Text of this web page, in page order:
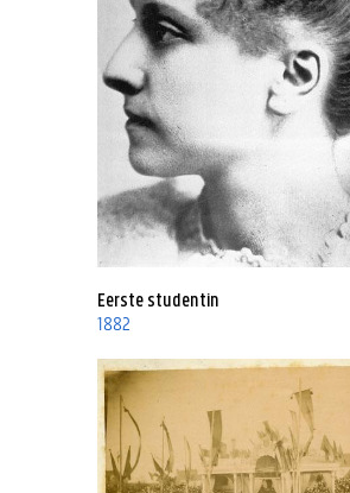
Eerste studentin
1882